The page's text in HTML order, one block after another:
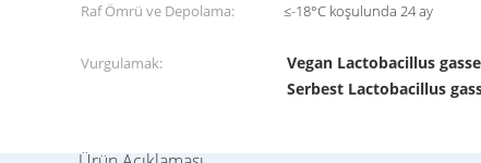
Raf Ömrü ve Depolama:
≤-18°C koşulunda 24 ay
Vurgulamak:
Vegan Lactobacillus
Serbest Lactobacillus